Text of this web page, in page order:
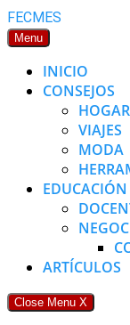
Skip
to
FECMES
Menu
INICIO
CONSEJOS
HOGAR
VIAJES
MODA
EDUCACIÓN
ARTÍCULOS
Close Menu X